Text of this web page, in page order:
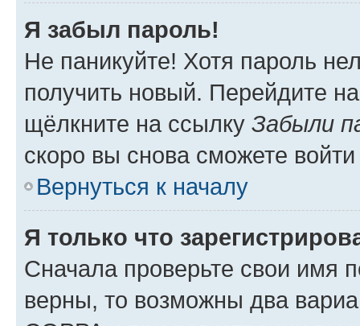
Я забыл пароль!
Не паникуйте! Хотя пароль
получить новый. Перейдите
щёлкните на ссылку Забыли
скоро вы снова сможете
Вернуться к началу
Я только что
Сначала проверьте свои имя
верны, то возможны два